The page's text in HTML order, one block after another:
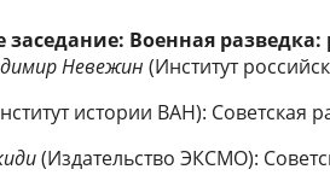
заседание: Военная
Невежин (Институт
истории ВАН): Советская
(Издательство ЭКСМО):